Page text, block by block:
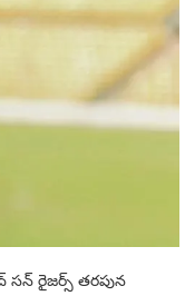
సన్ రైజర్స్ తరపున